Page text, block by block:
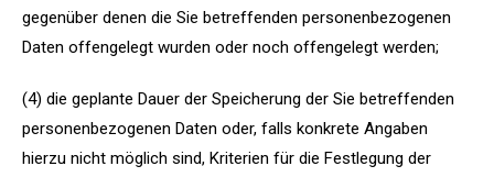
gegenüber denen die Sie betreffenden personenbezogenen
Daten offengelegt wurden oder noch offengelegt werden;
(4) die geplante Dauer der Speicherung der Sie betreffenden
personenbezogenen Daten oder, falls konkrete Angaben
hierzu nicht möglich sind, Kriterien für die Festlegung der